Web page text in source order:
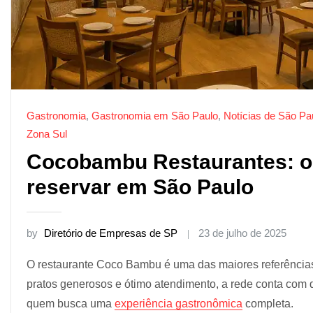
Gastronomia, Gastronomia em São Paulo, Notícias de São
Zona Sul
Cocobambu Restaurantes:
reservar em São Paulo
by Diretório de Empresas de SP 23 de julho de 2025
O restaurante Coco Bambu é uma das maiores
pratos generosos e ótimo atendimento, a rede conta
quem busca uma experiência gastronômica completa.